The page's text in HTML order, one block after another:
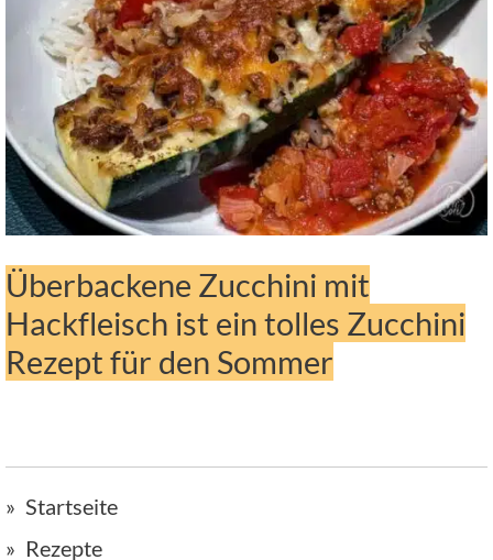
Überbackene Zucchini mit
Hackfleisch ist ein tolles Zucchini
Rezept für den Sommer
Startseite
Rezepte